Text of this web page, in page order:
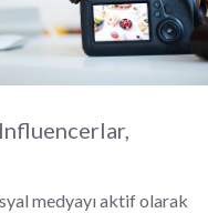
medyayı aktif olarak